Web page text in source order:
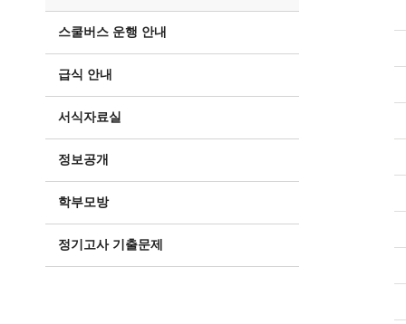
스쿨버스 운행 안내
급식 안내
서식자료실
정보공개
학부모방
정기고사 기출문제